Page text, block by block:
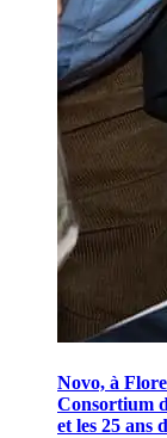
Novo, à
Consortium
et les 25 ans